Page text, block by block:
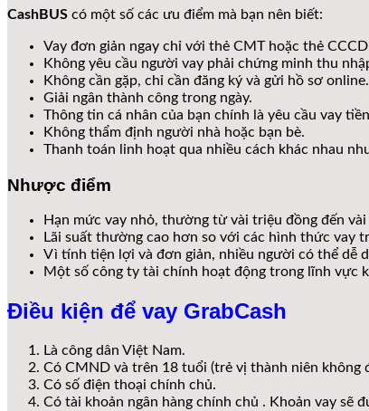
CashBUS có một số các ưu điểm mà bạn nên biết:
Vay đơn giản ngay chỉ với thẻ CMT hoặc thẻ
Không yêu cầu người vay phải chứng minh thu
Không cần gặp, chỉ cần đăng ký và gửi hồ sơ online.
Giải ngân thành công trong ngày.
Thông tin cá nhân của bạn chính là yêu cầu vay
Không thẩm định người nhà hoặc bạn bè.
Thanh toán linh hoạt qua nhiều cách khác nhau
Nhược điểm
Hạn mức vay nhỏ, thường từ vài triệu đồng đến
Lãi suất thường cao hơn so với các hình thức vay
Vì tính tiện lợi và đơn giản, nhiều người có thể dễ
Một số công ty tài chính hoạt động trong lĩnh vực
Điều kiện để vay GrabCash
Là công dân Việt Nam.
Có CMND và trên 18 tuổi (trẻ vị thành niên không
Có số điện thoại chính chủ.
Có tài khoản ngân hàng chính chủ . Khoản vay sẽ